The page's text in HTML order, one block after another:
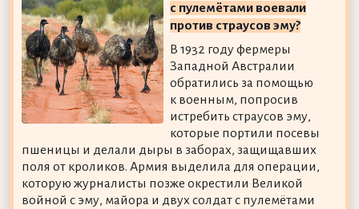
с пулемётами воевали
против страусов эму?
В 1932 году фермеры
Западной Австралии
обратились за помощью
к военным, попросив
истребить страусов эму,
которые портили посевы
пшеницы и делали дыры в заборах, защищавших
поля от кроликов. Армия выделила для операции,
которую журналисты позже окрестили Великой
войной с эму, майора и двух солдат с пулемётами